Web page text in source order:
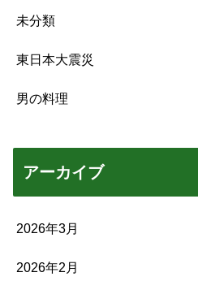
未分類
東日本大震災
男の料理
アーカイブ
2026年3月
2026年2月